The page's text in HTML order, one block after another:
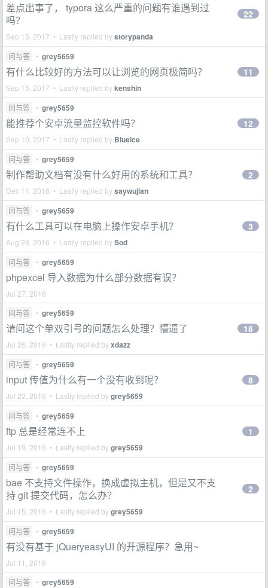
差点出事了， typora 这么严重的问题有谁遇到过
吗？
Sep 15, 2017 • Lastly replied bystorypanda
22
问与答 • grey5659
有什么比较好的方法可以让浏览的网页极简吗？
Sep 15, 2017 • Lastly replied bykenshin
11
问与答 • grey5659
能推荐个安卓流量监控软件吗？
Sep 10, 2017 • Lastly replied by Blueice
12
问与答 • grey5659
制作帮助文档有没有什么好用的系统和工具？
Dec 11, 2016 • Lastly replied bysaywujian
2
问与答 • grey5659
有什么工具可以在电脑上操作安卓手机？
Aug 28, 2016 • Lastly replied bySod
3
问与答 • grey5659
phpexcel 导入数据为什么部分数据有误？
Jul 27, 2016
问与答
• grey5659
请问这个单双引号的问题怎么处理？懵逼了
Jul 26, 2016 • Lastly replied byxdazz
18
问与答 • grey5659
input 传值为什么有一个没有收到呢？
Jul 22, 2016 • Lastly replied bygrey5659
8
问与答 • grey5659
ftp 总是经常连不上
Jul 19, 2016 • Lastly replied bygrey5659
1
问与答 • grey5659
bae 不支持文件操作，换成虚拟主机，但是又不支
持 git 提交代码，怎么办？
Jul 15, 2016 • Lastly replied bygrey5659
2
问与答 • grey5659
有没有基于 jQueryeasyUI 的开源程序？急用~
Jul 11, 2016
问与答
• grey5659